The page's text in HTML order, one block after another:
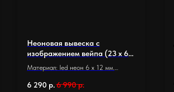
Неоновая вывеска с
изображением вейпа (23 х 60
см.)
Материал: led неон 6 x 12 мм.
Размер основания 23 х 60 см.
6 290 р. 6 990 р.